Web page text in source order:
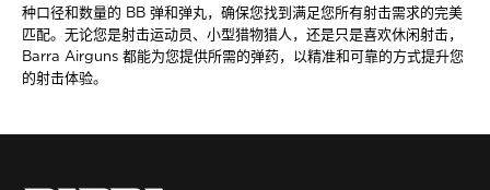
种口径和数量的 BB 弹和弹丸，确保您找到满足您所有射击需求的完美
匹配。无论您是射击运动员、小型猎物猎人，还是只是喜欢休闲射击，
Barra Airguns 都能为您提供所需的弹药，以精准和可靠的方式提升您
的射击体验。